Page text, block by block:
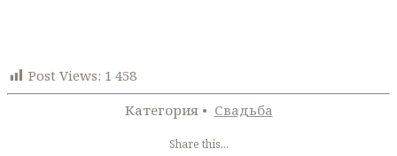
Post Views: 1 458
Категория • Свадьба
Share this...